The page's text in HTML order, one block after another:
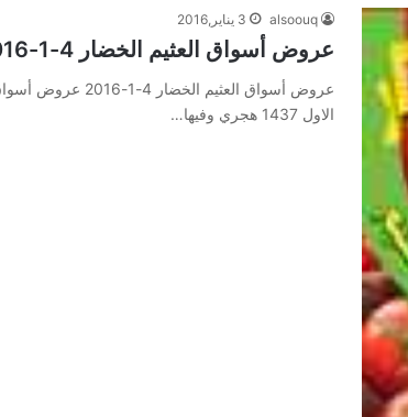
alsoouq 3 يناير,2016
عروض أسواق العثيم الخضار 4-1-2016
الاول 1437 هجري وفيها…